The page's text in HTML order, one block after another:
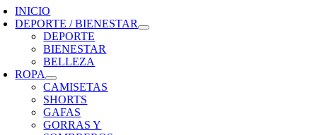
INICIO
DEPORTE / BIENESTAR
DEPORTE
BIENESTAR
BELLEZA
ROPA
CAMISETAS
SHORTS
GAFAS
GORRAS Y